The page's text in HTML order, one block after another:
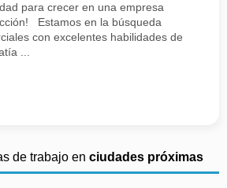
para crecer en una empresa
Estamos en la búsqueda
con excelentes habilidades de
...
de trabajo en ciudades próximas